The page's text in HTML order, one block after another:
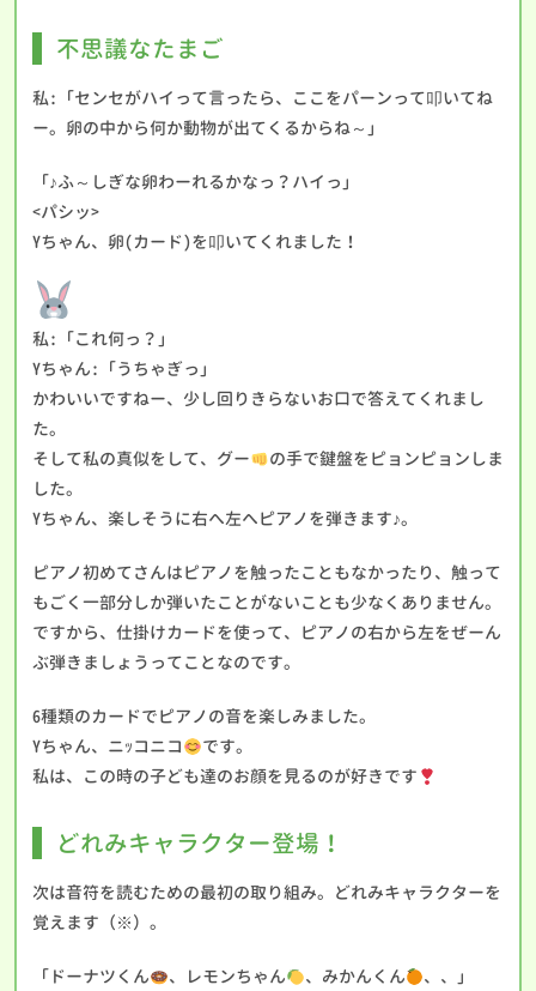
不思議なたまご
私:「センセがハイって言ったら、ここをパーンって叩いてね
ー。卵の中から何か動物が出てくるからね～」
「♪ふ～しぎな卵わーれるかなっ？ハイっ」
<パシッ>
Yちゃん、卵(カード)を叩いてくれました！
私:「これ何っ？」
Yちゃん:「うちゃぎっ」
かわいいですねー、少し回りきらないお口で答えてくれまし
た。
そして私の真似をして、グー
の手で鍵盤をピョンピョンしま
した。
Yちゃん、楽しそうに右へ左へピアノを弾きます♪。
ピアノ初めてさんはピアノを触ったこともなかったり、触って
もごく一部分しか弾いたことがないことも少なくありません。
ですから、仕掛けカードを使って、ピアノの右から左をぜーん
ぶ弾きましょうってことなのです。
6種類のカードでピアノの音を楽しみました。
Yちゃん、ニｯコニコ
です。
私は、この時の子ども達のお顔を見るのが好きです
どれみキャラクター登場！
次は音符を読むための最初の取り組み。どれみキャラクターを
覚えます（※）。
「ドーナツくん 、レモンちゃん 、みかんくん 、、」